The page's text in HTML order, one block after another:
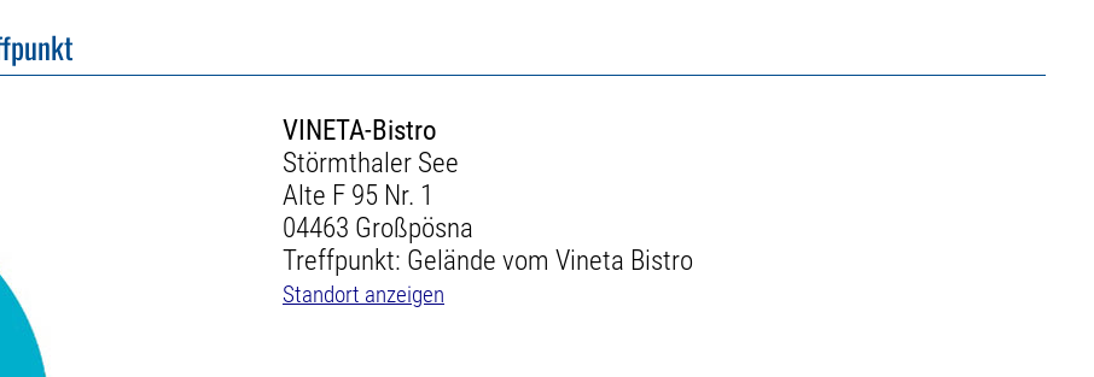
VINETA-Bistro
Störmthaler See
Alte F 95 Nr. 1
04463 Großpösna
Treffpunkt: Gelände vom Vineta Bistro
Standort anzeigen